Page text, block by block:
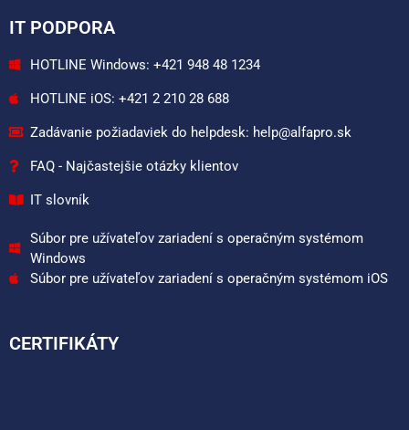
IT PODPORA
HOTLINE Windows: +421 948 48 1234
HOTLINE iOS: +421 2 210 28 688
Zadávanie požiadaviek do helpdesk: help@alfapro.sk
FAQ - Najčastejšie otázky klientov
IT slovník
Súbor pre užívateľov zariadení s operačným systémom
Windows
Súbor pre užívateľov zariadení s operačným systémom iOS
CERTIFIKÁTY